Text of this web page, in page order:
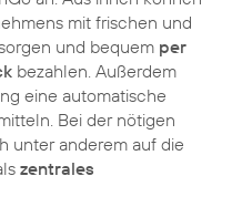
mit frischen und
und bequem per
bezahlen. Außerdem
eine automatische
Bei der nötigen
unter anderem auf die
zentrales